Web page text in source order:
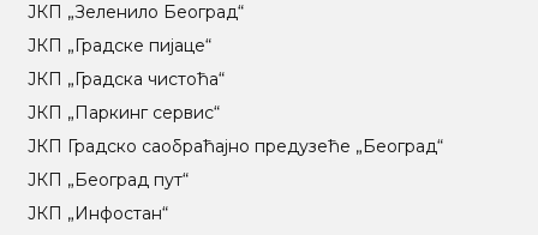
ЈКП „Зеленило Београд“
ЈКП „Градске пијаце“
ЈКП „Градска чистоћа“
ЈКП „Паркинг сервис“
ЈКП Градско саобраћајно предузеће „Београд“
ЈКП „Београд пут“
ЈКП „Инфостан“